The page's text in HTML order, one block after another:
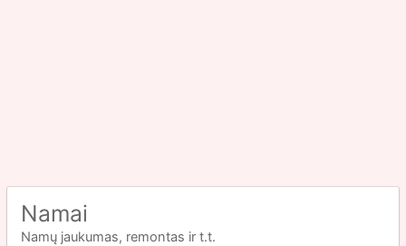
Namai
Namų jaukumas, remontas ir t.t.